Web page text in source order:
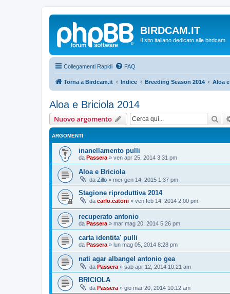
BIRDCAM.IT
Il sito italiano dedicato alle birdcam
Collegamenti Rapidi FAQ
Torna a Birdcam.it Indice Breeding Season 2014 Aloa
Aloa e Briciola 2014
Nuovo argomento
ARGOMENTI
inanellamento pulli
da Passera » ven apr 25, 2014 3:31 pm
Aloa e Briciola
da Zillo » mer gen 14, 2015 1:37 pm
Stagione riproduttiva 2014
da carlo.catoni » ven feb 14, 2014 2:00 pm
recuperato antonio
da Passera » mar mag 20, 2014 5:26 pm
carta identita' pulli
da Passera » lun mag 05, 2014 8:28 pm
nati agar albangel antonio gea
da Passera » sab apr 12, 2014 10:21 am
BRICIOLA
da Passera » gio mar 20, 2014 10:12 am